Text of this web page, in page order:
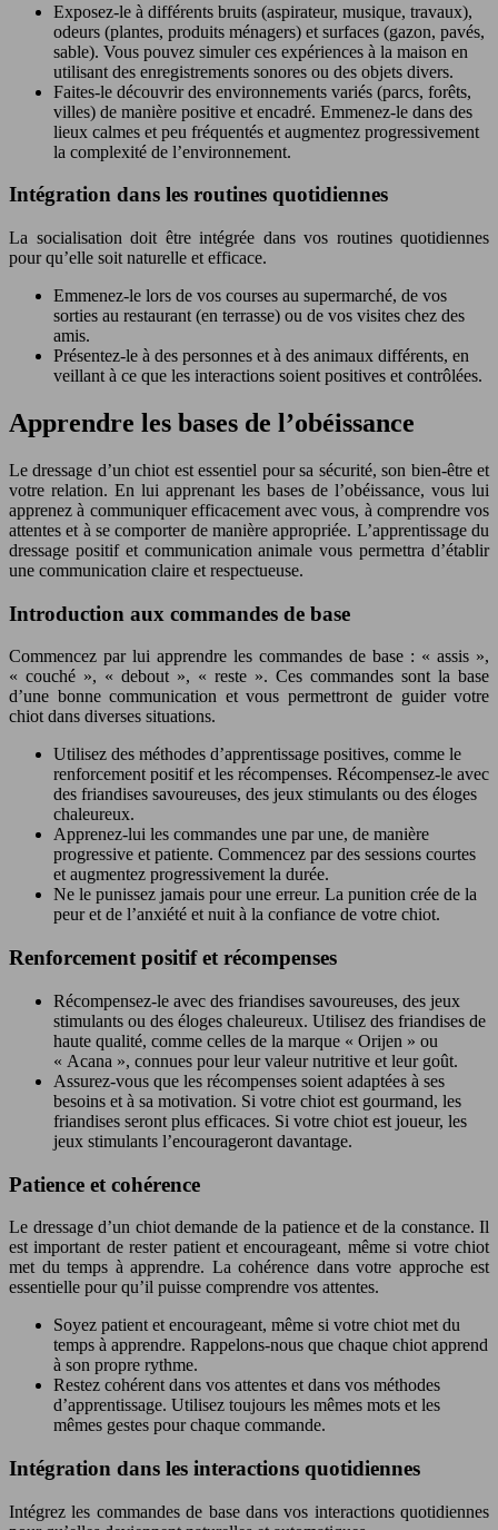
Exposez-le à différents bruits (aspirateur, musique, travaux),
odeurs (plantes, produits ménagers) et surfaces (gazon, pavés,
sable). Vous pouvez simuler ces expériences à la maison en
utilisant des enregistrements sonores ou des objets divers.
Faites-le découvrir des environnements variés (parcs, forêts,
villes) de manière positive et encadré. Emmenez-le dans des
lieux calmes et peu fréquentés et augmentez progressivement
la complexité de l’environnement.
Intégration dans les routines quotidiennes
La socialisation doit être intégrée dans vos routines quotidiennes
pour qu’elle soit naturelle et efficace.
Emmenez-le lors de vos courses au supermarché, de vos
sorties au restaurant (en terrasse) ou de vos visites chez des
amis.
Présentez-le à des personnes et à des animaux différents, en
veillant à ce que les interactions soient positives et contrôlées.
Apprendre les bases de l’obéissance
Le dressage d’un chiot est essentiel pour sa sécurité, son bien-être et
votre relation. En lui apprenant les bases de l’obéissance, vous lui
apprenez à communiquer efficacement avec vous, à comprendre vos
attentes et à se comporter de manière appropriée. L’apprentissage du
dressage positif et communication animale vous permettra d’établir
une communication claire et respectueuse.
Introduction aux commandes de base
Commencez par lui apprendre les commandes de base : « assis »,
« couché », « debout », « reste ». Ces commandes sont la base
d’une bonne communication et vous permettront de guider votre
chiot dans diverses situations.
Utilisez des méthodes d’apprentissage positives, comme le
renforcement positif et les récompenses. Récompensez-le avec
des friandises savoureuses, des jeux stimulants ou des éloges
chaleureux.
Apprenez-lui les commandes une par une, de manière
progressive et patiente. Commencez par des sessions courtes
et augmentez progressivement la durée.
Ne le punissez jamais pour une erreur. La punition crée de la
peur et de l’anxiété et nuit à la confiance de votre chiot.
Renforcement positif et récompenses
Récompensez-le avec des friandises savoureuses, des jeux
stimulants ou des éloges chaleureux. Utilisez des friandises de
haute qualité, comme celles de la marque « Orijen » ou
« Acana », connues pour leur valeur nutritive et leur goût.
Assurez-vous que les récompenses soient adaptées à ses
besoins et à sa motivation. Si votre chiot est gourmand, les
friandises seront plus efficaces. Si votre chiot est joueur, les
jeux stimulants l’encourageront davantage.
Patience et cohérence
Le dressage d’un chiot demande de la patience et de la constance. Il
est important de rester patient et encourageant, même si votre chiot
met du temps à apprendre. La cohérence dans votre approche est
essentielle pour qu’il puisse comprendre vos attentes.
Soyez patient et encourageant, même si votre chiot met du
temps à apprendre. Rappelons-nous que chaque chiot apprend
à son propre rythme.
Restez cohérent dans vos attentes et dans vos méthodes
d’apprentissage. Utilisez toujours les mêmes mots et les
mêmes gestes pour chaque commande.
Intégration dans les interactions quotidiennes
Intégrez les commandes de base dans vos interactions quotidiennes